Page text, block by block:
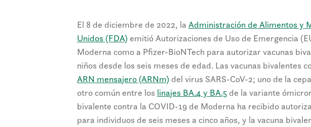
El 8 de diciembre de 2022, la Administración de Alimentos y
Unidos (FDA) emitió Autorizaciones de Uso de Emergencia
Moderna como a Pfizer-BioNTech para autorizar vacunas
niños desde los seis meses de edad. Las vacunas bivalentes
ARN mensajero (ARNm) del virus SARS-CoV-2; uno de la
otro común entre los linajes BA.4 y BA.5 de la variante
bivalente contra la COVID-19 de Moderna ha recibido
para individuos de seis meses a cinco años, y la vacuna